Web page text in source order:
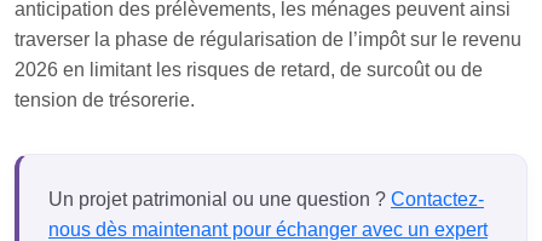
anticipation des prélèvements, les ménages peuvent ainsi
traverser la phase de régularisation de l’impôt sur le revenu
2026 en limitant les risques de retard, de surcoût ou de
tension de trésorerie.
Un projet patrimonial ou une question ? Contactez-
nous dès maintenant pour échanger avec un expert